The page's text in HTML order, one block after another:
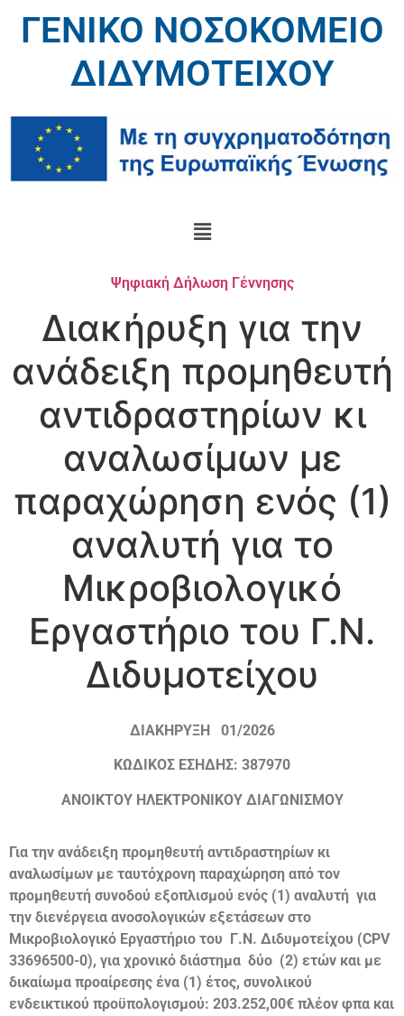
ΓΕΝΙΚΟ ΝΟΣΟΚΟΜΕΙΟ
ΔΙΔΥΜΟΤΕΙΧΟΥ
Ψηφιακή Δήλωση Γέννησης
Διακήρυξη για την
ανάδειξη προμηθευτή
αντιδραστηρίων κι
αναλωσίμων με
παραχώρηση ενός (1)
αναλυτή για το
Μικροβιολογικό
Εργαστήριο του Γ.Ν.
Διδυμοτείχου
ΔΙΑΚΗΡΥΞΗ 01/2026
ΚΩΔΙΚΟΣ ΕΣΗΔΗΣ: 387970
ΑΝΟΙΚΤΟΥ ΗΛΕΚΤΡΟΝΙΚΟΥ ΔΙΑΓΩΝΙΣΜΟΥ
Για την ανάδειξη προμηθευτή αντιδραστηρίων κι
αναλωσίμων με ταυτόχρονη παραχώρηση από τον
προμηθευτή συνοδού εξοπλισμού ενός (1) αναλυτή για
την διενέργεια ανοσολογικών εξετάσεων στο
Μικροβιολογικό Εργαστήριο του Γ.Ν. Διδυμοτείχου (CPV
33696500-0), για χρονικό διάστημα δύο (2) ετών και με
δικαίωμα προαίρεσης ένα (1) έτος, συνολικού
ενδεικτικού προϋπολογισμού: 203.252,00€ πλέον φπα και